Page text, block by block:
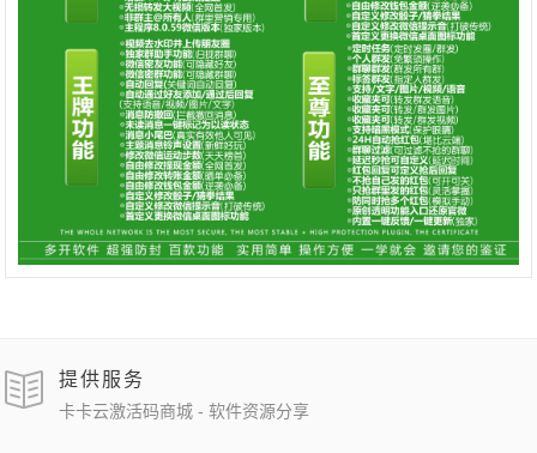
提供服务
卡卡云激活码商城 - 软件资源分享